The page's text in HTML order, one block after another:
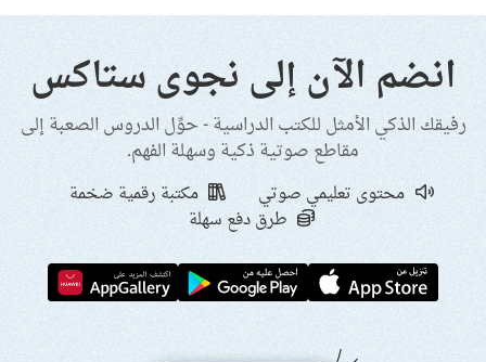
انضم الآن إلى نجوى ستاكس
رفيقك الذكي الأمثل للكتب الدراسية - حوِّل الدروس الصعبة إلى
مقاطع صوتية ذكية وسهلة الفهم.
محتوى تعليمي صوتي
مكتبة رقمية ضخمة
طرق دفع سهلة